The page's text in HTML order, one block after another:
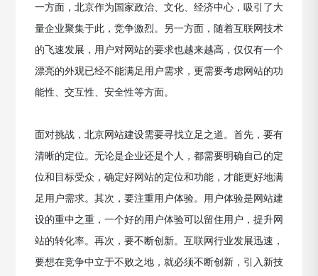
一方面，北京作为国家政治、文化、经济中心，吸引了大
量企业聚集于此，竞争激烈。另一方面，随着互联网技术
的飞速发展，用户对网站的要求也越来越高，仅仅有一个
漂亮的外观已经不能满足用户需求，更需要考虑网站的功
能性、交互性、安全性等方面。
面对挑战，北京网站建设需要寻找立足之道。首先，要有
清晰的定位。无论是企业还是个人，都需要明确自己的定
位和目标受众，确定好网站的定位和功能，才能更好地满
足用户需求。其次，要注重用户体验。用户体验是网站建
设的重中之重，一个好的用户体验可以留住用户，提升网
站的转化率。再次，要不断创新。互联网行业发展迅速，
要想在竞争中立于不败之地，就必须不断创新，引入新技